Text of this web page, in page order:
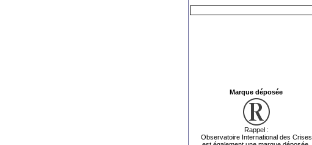
Marque déposée
Rappel :
Observatoire International des Crises